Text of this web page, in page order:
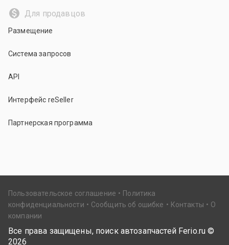
Для продавцов
Размещение
Система запросов
API
Интерфейс reSeller
Партнерская программа
Пользовательское соглашение
Политика
конфиденциальности
Сообщить об ошибке Контакты
О
компании
Все права защищены, поиск автозапчастей Ferio.ru ©
2026